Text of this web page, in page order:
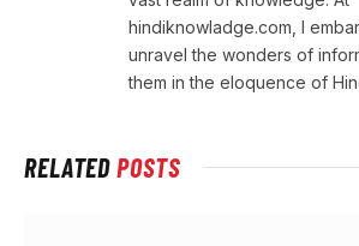
hindiknowladge.com, I
unravel the wonders of
them in the eloquence of
RELATEDPOSTS